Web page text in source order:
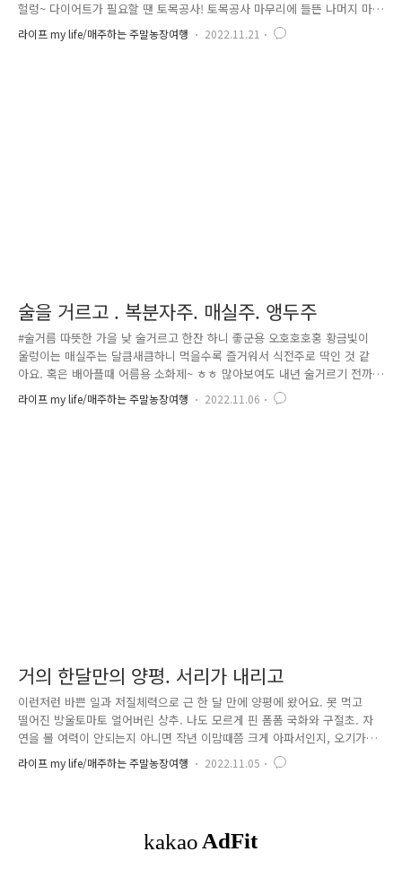
헐렁~ 다이어트가 필요할 땐 토목공사! 토목공사 마무리에 들뜬 나머지 마
지막 흙차를 찍으면서야 하늘이 파란 걸 알았어요. 마지막 두 차의 흙을 붓
고 있습니다. 양평 내에 흙이 없어서 횡성에서까지 가져오느라 흙 값만으
라이프 my life/매주하는 주말농장여행 2022.11.21
술을 거르고 . 복분자주. 매실주. 앵두주
#술거름 따뜻한 가을 낮 술거르고 한잔 하니 좋군용 오호호호홍 황금빛이
울렁이는 매실주는 달큼새큼하니 먹을수록 즐거워서 식전주로 딱인 것 같
아요. 혹은 배아플때 어름용 소화제~ ㅎㅎ 많아보여도 내년 술거르기 전까
지 남질 않겠죠. 그리고 그 빈 시간을 이번 담금주는 어쩔지 계획하며 기다
릴거에요. 님을 기다리듯 소소한 맛있는 즐거움~~~ ㅎㅎㅎ
라이프 my life/매주하는 주말농장여행 2022.11.06
거의 한달만의 양평. 서리가 내리고
이런저런 바쁜 일과 저질체력으로 근 한 달 만에 양평에 왔어요. 못 먹고
떨어진 방울토마토 얼어버린 상추. 나도 모르게 핀 폼폼 국화와 구절초. 자
연을 볼 여력이 안되는지 아니면 작년 이맘때쯤 크게 아파서인지, 오기가
더 쉽지 않았어요. 허허허 하지만 서리꽃도 참 예쁘지요. 이렇게 사진을 찍
고 말라버린 국화들과 여러 꽃대들을 과감히 잘라냈습니다. 2주 후에 토목
다만!!! 꽃밭을 없애야 하고 비닐하우스도 철거해야 해서 매우 바쁩니다.
라이프 my life/매주하는 주말농장여행 2022.11.05